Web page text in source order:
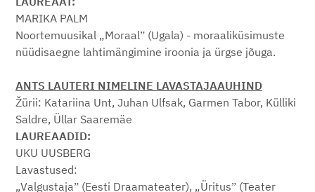
MARIKA PALM
Noortemuusikal „Moraalˮ (Ugala) - moraaliküsimuste
nüüdisaegne lahtimängimine iroonia ja ürgse jõuga.
ANTS LAUTERI NIMELINE LAVASTAJAAUHIND
Žürii: Katariina Unt, Juhan Ulfsak, Garmen Tabor, Külliki
Saldre, Üllar Saaremäe
LAUREAADID:
UKU UUSBERG
Lavastused:
„Valgustajaˮ (Eesti Draamateater), „Üritusˮ (Teater